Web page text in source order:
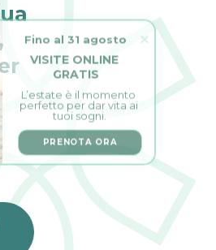
VISITE ONLINE
GRATIS
L’estate è il momento
perfetto per dar vita ai
tuoi sogni.
PRENOTA ORA